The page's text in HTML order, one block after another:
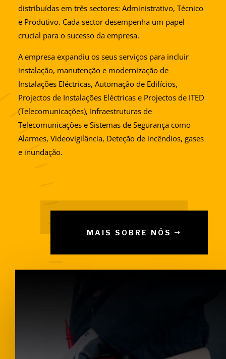
distribuídas em três sectores: Administrativo, Técnico
e Produtivo. Cada sector desempenha um papel
crucial para o sucesso da empresa.
A empresa expandiu os seus serviços para incluir
instalação, manutenção e modernização de
Instalações Eléctricas, Automação de Edifícios,
Projectos de Instalações Eléctricas e Projectos de ITED
(Telecomunicações), Infraestruturas de
Telecomunicações e Sistemas de Segurança como
Alarmes, Videovigilância, Deteção de incêndios, gases
e inundação.
MAIS SOBRE NÓS